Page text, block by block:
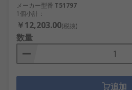
メーカー型番 T51797
1個小計：
￥12,203.00(税抜)
数量
追加